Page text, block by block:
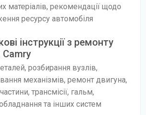
матеріалів, рекомендації щодо
ресурсу автомобіля
інструкції з ремонту
розбирання вузлів,
механізмів, ремонт двигуна,
трансмісії, гальм,
та інших систем